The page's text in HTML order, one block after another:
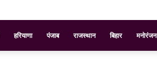
हरियाणा पंजाब राजस्थान बिहार मनोरंजन